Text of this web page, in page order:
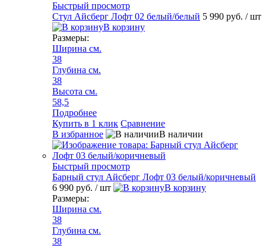
Быстрый просмотр
Стул Айсберг Лофт 02 белый/белый 5 990 руб. / шт
В корзину
Размеры:
Ширина см.
38
Глубина см.
38
Высота см.
58,5
Подробнее
Купить в 1 клик Сравнение
В избранное
В наличии
Быстрый просмотр
Барный стул Айсберг Лофт 03 белый/коричневый
6 990 руб. / шт
В корзину
Размеры:
Ширина см.
38
Глубина см.
38